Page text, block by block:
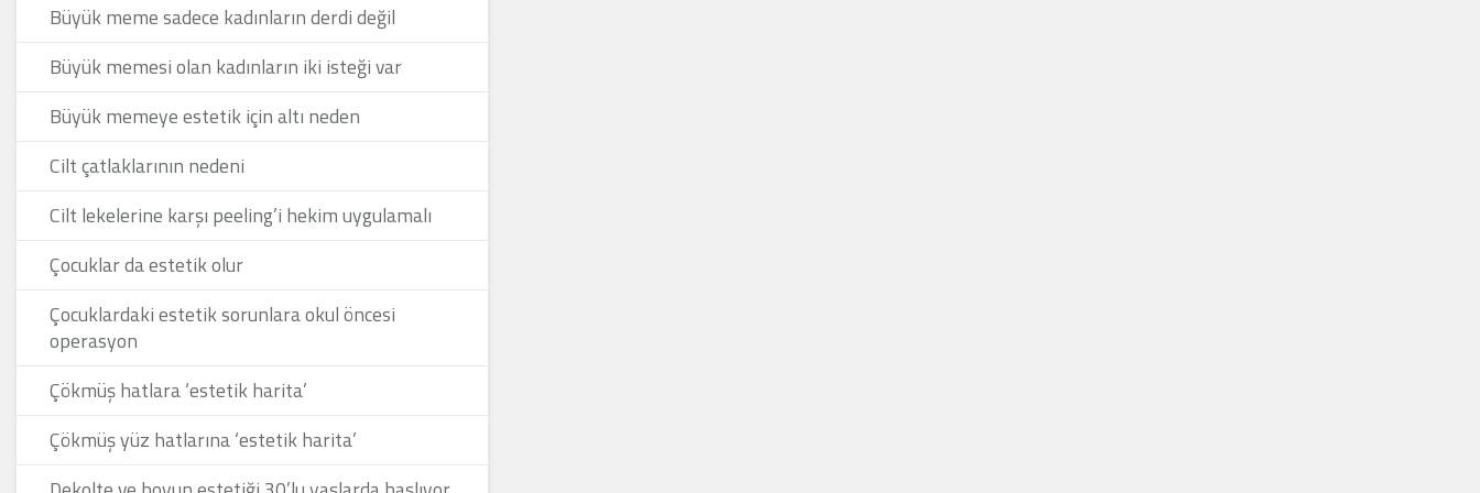
Büyük meme sadece kadınların derdi değil
Büyük memesi olan kadınların iki isteği var
Büyük memeye estetik için altı neden
Cilt çatlaklarının nedeni
Cilt lekelerine karşı peeling’i hekim uygulamalı
Çocuklar da estetik olur
Çocuklardaki estetik sorunlara okul öncesi
operasyon
Çökmüş hatlara ‘estetik harita’
Çökmüş yüz hatlarına ‘estetik harita’